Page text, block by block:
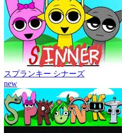
スプランキー シナーズ
new